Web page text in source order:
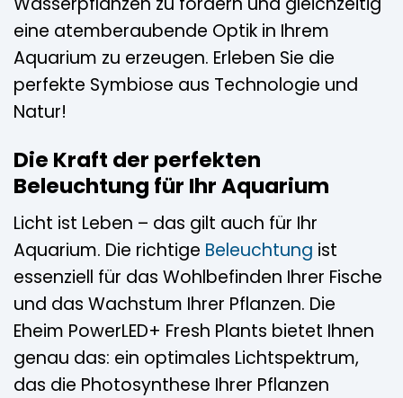
eine atemberaubende Optik in Ihrem
Aquarium zu erzeugen. Erleben Sie die
perfekte Symbiose aus Technologie und
Natur!
Die Kraft der perfekten
Beleuchtung für Ihr Aquarium
Licht ist Leben – das gilt auch für Ihr
Aquarium. Die richtige Beleuchtung ist
essenziell für das Wohlbefinden Ihrer Fische
und das Wachstum Ihrer Pflanzen. Die
Eheim PowerLED+ Fresh Plants bietet Ihnen
genau das: ein optimales Lichtspektrum,
das die Photosynthese Ihrer Pflanzen